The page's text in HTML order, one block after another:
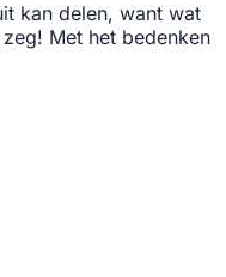
kan delen, want wat
Met het bedenken